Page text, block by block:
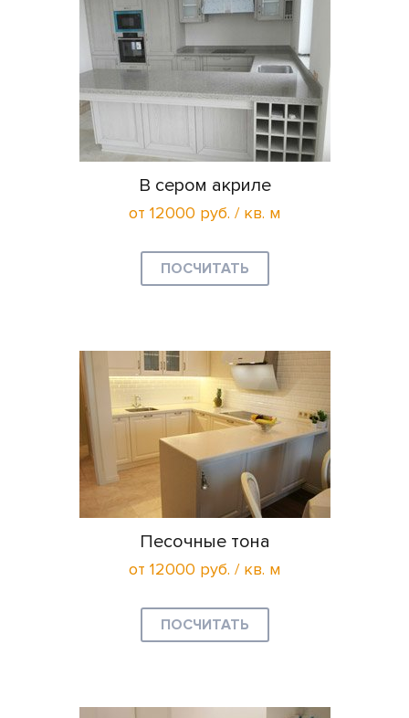
В сером акриле
от 12000 руб. / кв. м
ПОСЧИТАТЬ
Песочные тона
от 12000 руб. / кв. м
ПОСЧИТАТЬ